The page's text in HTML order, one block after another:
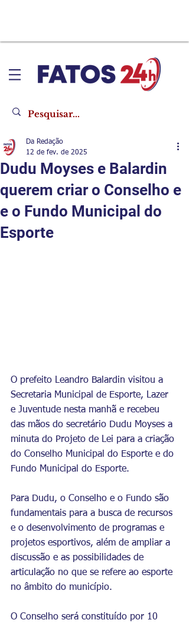
​Dudu Moyses e Balardin
querem criar o Conselho e
e o Fundo Municipal do
Esporte
Da Redação
12 de fev. de 2025
O prefeito Leandro Balardin visitou a
Secretaria Municipal de Esporte, Lazer
e Juventude nesta manhã e recebeu
das mãos do secretário Dudu Moyses a
minuta do Projeto de Lei para a criação
do Conselho Municipal do Esporte e do
Fundo Municipal do Esporte.
Para Dudu, o Conselho e o Fundo são
fundamentais para a busca de recursos
e o desenvolvimento de programas e
projetos esportivos, além de ampliar a
discussão e as possibilidades de
articulação no que se refere ao esporte
no âmbito do município.
O Conselho será constituído por 10